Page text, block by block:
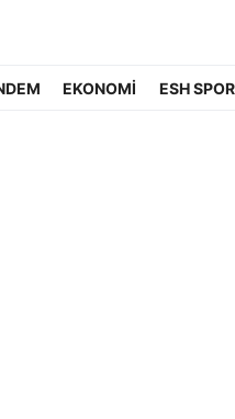
EKONOMİ ESH SPOR